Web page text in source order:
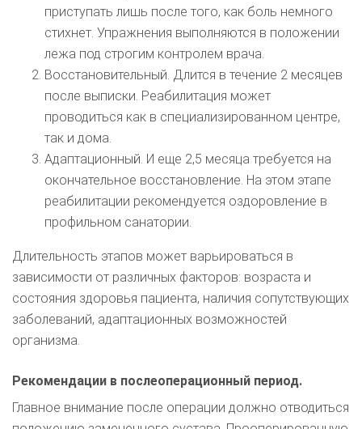
приступать лишь после того, как боль немного
стихнет. Упражнения выполняются в положении
лежа под строгим контролем врача.
Восстановительный. Длится в течение 2 месяцев
после выписки. Реабилитация может
проводиться как в специализированном центре,
так и дома.
Адаптационный. И еще 2,5 месяца требуется на
окончательное восстановление. На этом этапе
реабилитации рекомендуется оздоровление в
профильном санатории.
Длительность этапов может варьироваться в
зависимости от различных факторов: возраста и
состояния здоровья пациента, наличия сопутствующих
заболеваний, адаптационных возможностей
организма.
Рекомендации в послеоперационный период.
Главное внимание после операции должно отводиться